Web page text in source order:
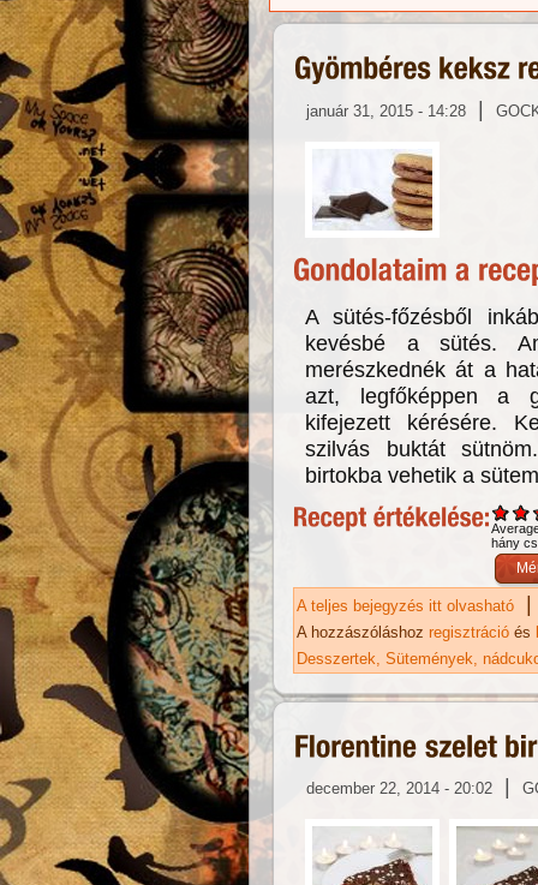
január 31, 2015 - 14:28 |
A sütés-főzésből
kevésbé a sütés.
merészkednék át a
azt, legfőképpen a
kifejezett kérésére.
szilvás buktát
birtokba vehetik a
hány
A teljes bejegyzés itt olvasható |
A hozzászóláshoz regisztráció és
Desszertek Sütemények
december 22, 2014 - 20:02 |